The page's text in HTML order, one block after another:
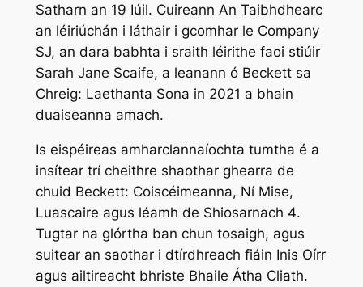
Satharn an 19 Iúil. Cuireann An Taibhdhearc
an léiriúchán i láthair i gcomhar le Company
SJ, an dara babhta i sraith léirithe faoi stiúir
Sarah Jane Scaife, a leanann ó Beckett sa
Chreig: Laethanta Sona in 2021 a bhain
duaiseanna amach.
Is eispéireas amharclannaíochta tumtha é a
insítear trí cheithre shaothar ghearra de
chuid Beckett: Coiscéimeanna, Ní Mise,
Luascaire agus léamh de Shiosarnach 4.
Tugtar na glórtha ban chun tosaigh, agus
suitear an saothar i dtírdhreach fiáin Inis Oírr
agus ailtireacht bhriste Bhaile Átha Cliath.